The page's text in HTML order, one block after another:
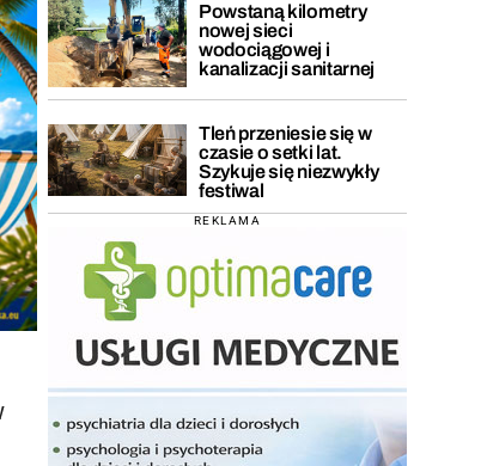
Powstaną kilometry
nowej sieci
wodociągowej i
kanalizacji sanitarnej
Tleń przeniesie się w
czasie o setki lat.
Szykuje się niezwykły
festiwal
REKLAMA